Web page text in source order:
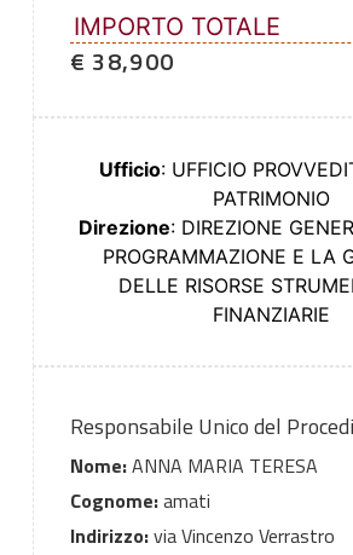
IMPORTO TOTALE
€ 38,900
Ufficio: UFFICIO
PATRIMONIO
Direzione: DIREZIONE
PROGRAMMAZIONE E LA
DELLE RISORSE
FINANZIARIE
Responsabile Unico del
Nome:ANNA MARIA TERESA
Cognome:amati
Indirizzo:via Vincenzo Verrastro